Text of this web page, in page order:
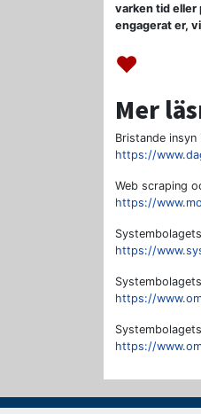
varken tid eller
engagerat er,
♥
Mer
Bristande
https://
Web scraping
https://
https://
https://
https://